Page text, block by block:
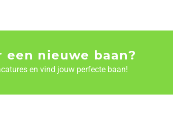
een nieuwe baan?
en vind jouw perfecte baan!